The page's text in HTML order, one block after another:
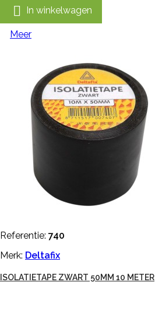
 In winkelwagen
Meer
Referentie: 740
Merk: Deltafix
ISOLATIETAPE ZWART 50MM 10 METER